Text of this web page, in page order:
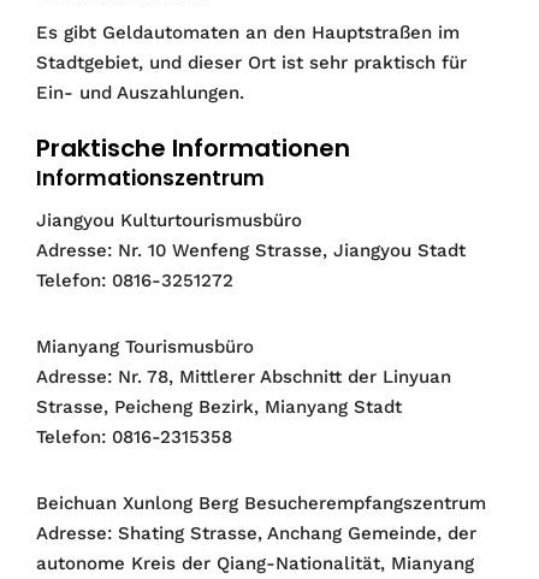
Es gibt Geldautomaten an den Hauptstraßen im
Stadtgebiet, und dieser Ort ist sehr praktisch für
Ein- und Auszahlungen.
Praktische Informationen
Informationszentrum
Jiangyou Kulturtourismusbüro
Adresse: Nr. 10 Wenfeng Strasse, Jiangyou Stadt
Telefon: 0816-3251272
Mianyang Tourismusbüro
Adresse: Nr. 78, Mittlerer Abschnitt der Linyuan
Strasse, Peicheng Bezirk, Mianyang Stadt
Telefon: 0816-2315358
Beichuan Xunlong Berg Besucherempfangszentrum
Adresse: Shating Strasse, Anchang Gemeinde, der
autonome Kreis der Qiang-Nationalität, Mianyang